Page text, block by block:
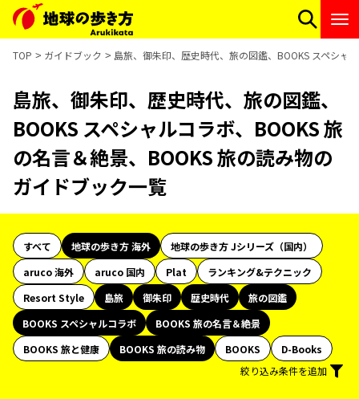
TOP ガイドブック 島旅、御朱印、歴史時代、旅の図鑑、BOOKS スペシャ
島旅、御朱印、歴史時代、旅の図鑑、
BOOKS スペシャルコラボ、BOOKS 旅
の名言＆絶景、BOOKS 旅の読み物の
ガイドブック一覧
すべて 地球の歩き方 海外
地球の歩き方 Jシリーズ（国内）
aruco 海外
aruco 国内 Plat
ランキング&テクニック
Resort Style
島旅 御朱印 歴史時代
旅の図鑑
BOOKS スペシャルコラボ
BOOKS 旅の名言＆絶景
BOOKS 旅と健康
BOOKS 旅の読み物 BOOKS
D-Books
絞り込み条件を追加